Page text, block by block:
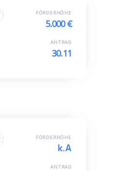
FÖRDERHÖHE
5.000 €
ANTRAG
30.11
FÖRDERHÖHE
k.A
ANTRAG